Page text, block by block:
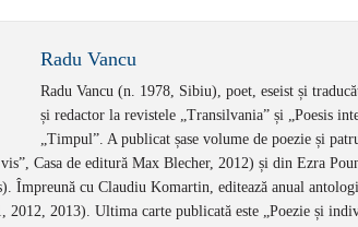
Radu Vancu
Radu Vancu (n. 1978, Sibiu), poet, eseist și
și redactor la revistele „Transilvania” și „Poesis
„Timpul”. A publicat șase volume de poezie și
vis”, Casa de editură Max Blecher, 2012) și din Ezra
Împreună cu Claudiu Komartin, editează anual
2012, 2013). Ultima carte publicată este „Poezie și